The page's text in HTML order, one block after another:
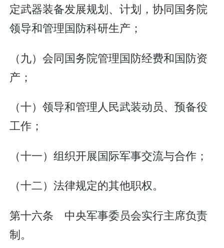
定武器装备发展规划、计划，协同国务院
领导和管理国防科研生产；
（九）会同国务院管理国防经费和国防资
产；
（十）领导和管理人民武装动员、预备役
工作；
（十一）组织开展国际军事交流与合作；
（十二）法律规定的其他职权。
第十六条 中央军事委员会实行主席负责
制。